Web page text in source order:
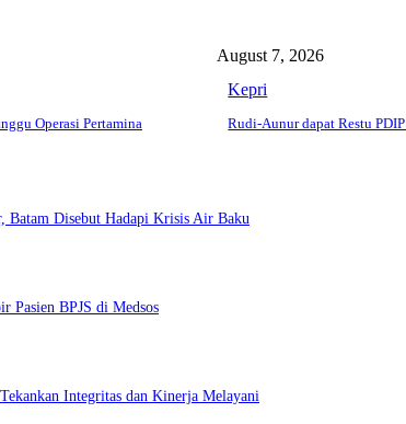
Operasi Pertamina
Kepri
Rudi-Aunur dapat Restu
August 7, 2026
Batam Disebut Hadapi Krisis Air Baku
Pasien BPJS di Medsos
Integritas dan Kinerja Melayani